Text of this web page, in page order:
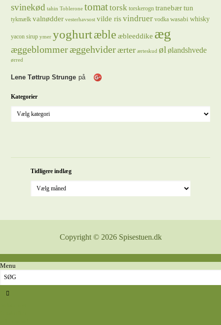
svinekød tahin Toblerone tomattorsk torskerogn tranebærtun
tykmælk valnødder vesterhavsost vilde ris vindruer vodka wasabi whisky
yacon sirup ymer yoghurtæble æbleeddike æg
æggeblommeræggehviderærter ærteskud øl ølandshvede
ørred
Lene Tøttrup Strunge på
Kategorier
Tidligere indlæg
Copyright © 2026 Spisestuen.dk
Menu